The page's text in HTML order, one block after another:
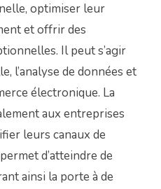
optimiser leur
et offrir des
Il peut s’agir
l’analyse de données et
électronique. La
aux entreprises
leurs canaux de
d’atteindre de
ainsi la porte à de